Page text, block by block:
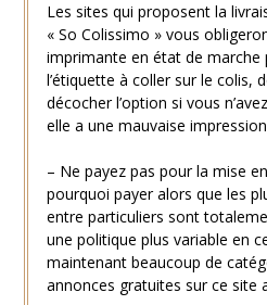
Les sites qui proposent la
« So Colissimo » vous
imprimante en état de marche
l’étiquette à coller sur le colis,
décocher l’option si vous
elle a une mauvaise
– Ne payez pas pour la mise
pourquoi payer alors que les
entre particuliers sont
une politique plus variable en
maintenant beaucoup de
annonces gratuites sur ce site